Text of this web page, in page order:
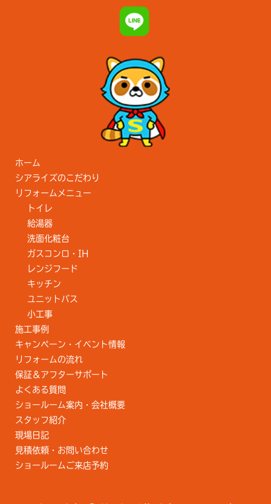
ホーム
シアライズのこだわり
リフォームメニュー
トイレ
給湯器
洗面化粧台
ガスコンロ・IH
レンジフード
キッチン
ユニットバス
小工事
施工事例
キャンペーン・イベント情報
リフォームの流れ
保証＆アフターサポート
よくある質問
ショールーム案内・会社概要
スタッフ紹介
現場日記
見積依頼・お問い合わせ
ショールームご来店予約